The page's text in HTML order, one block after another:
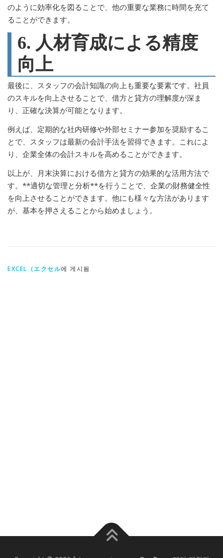
のように効率化を図ることで、他の重要な業務に時間を充て
ることができます。
6. 人材育成による精度
向上
最後に、スタッフの会計知識の向上も重要な要素です。社員
のスキルを向上させることで、借方と貸方の理解度が深ま
り、正確な決算が可能となります。
例えば、定期的な社内研修や外部セミナー参加を奨励するこ
とで、スタッフは最新の会計手法を習得できます。これによ
り、企業全体の会計スキルを高めることができます。
以上が、月末決算における借方と貸方の効果的な活用方法で
す。**適切な管理と分析**を行うことで、企業の財務健全性
を向上させることができます。他にも様々な方法があります
が、基本を押さえることから始めましょう。
EXCEL（エクセル에 게시됨